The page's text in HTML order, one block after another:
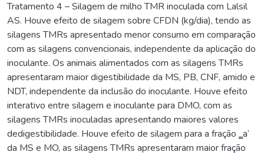
Tratamento 4 – Silagem de milho TMR inoculada com Lalsil
AS. Houve efeito de silagem sobre CFDN (kg/dia), tendo as
silagens TMRs apresentado menor consumo em comparação
com as silagens convencionais, independente da aplicação do
inoculante. Os animais alimentados com as silagens TMRs
apresentaram maior digestibilidade da MS, PB, CNF, amido e
NDT, independente da inclusão do inoculante. Houve efeito
interativo entre silagem e inoculante para DMO, com as
silagens TMRs inoculadas apresentando maiores valores
dedigestibilidade. Houve efeito de silagem para a fração ‗a‘
da MS e MO, as silagens TMRs apresentaram maior fração